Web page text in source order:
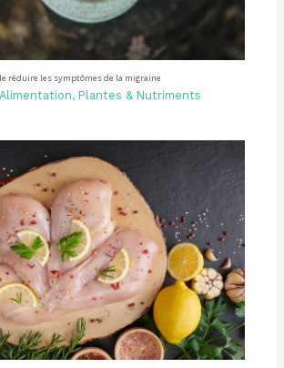
réduire les symptômes de la migraine
Alimentation, Plantes & Nutriments